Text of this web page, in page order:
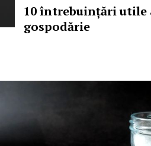
10 întrebuințări utile
gospodărie